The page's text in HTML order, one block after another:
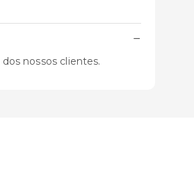
−
nossos clientes.